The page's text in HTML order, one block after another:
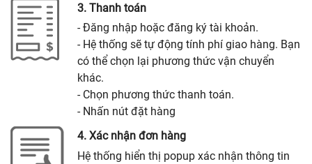
3. Thanh toán
- Đăng nhập hoặc đăng ký tài khoản.
- Hệ thống sẽ tự động tính phí giao hàng. Bạn
có thể chọn lại phương thức vận chuyển
khác.
- Chọn phương thức thanh toán.
- Nhấn nút đặt hàng
4. Xác nhận đơn hàng
Hệ thống hiển thị popup xác nhận thông tin